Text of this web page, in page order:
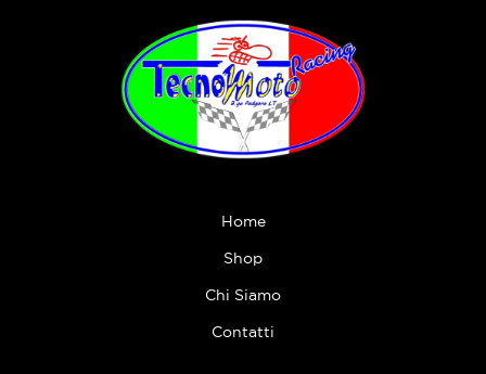
Home
Shop
Chi Siamo
Contatti